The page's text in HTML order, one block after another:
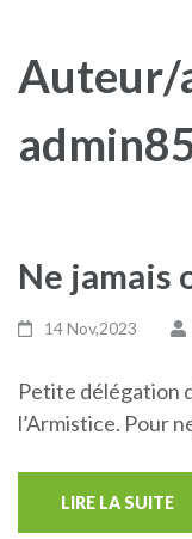
Auteur/
Ne jamais
14 Nov,2023
Petite délégation
l’Armistice. Pour
LIRE LA SUITE